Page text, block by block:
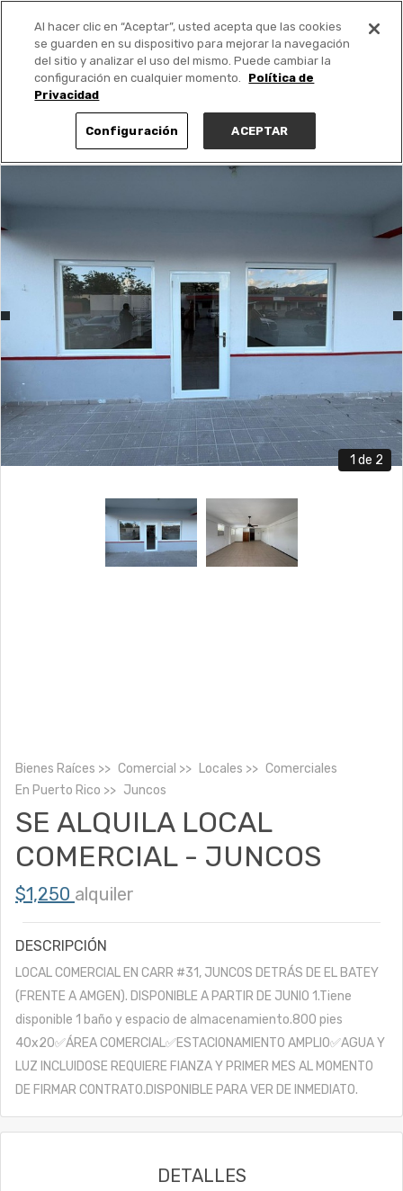
PUBLICA GRATIS +
1 de 2
Bienes Raíces Comercial Locales
Comerciales
En Puerto Rico Juncos
SE ALQUILA LOCAL
COMERCIAL - JUNCOS
$1,250 alquiler
DESCRIPCIÓN
LOCAL COMERCIAL EN CARR #31, JUNCOS DETRÁS DE EL BATEY
(FRENTE A AMGEN). DISPONIBLE A PARTIR DE JUNIO 1.Tiene
disponible 1 baño y espacio de almacenamiento.800 pies
40x20✅ÁREA COMERCIAL✅ESTACIONAMIENTO AMPLIO✅AGUA Y
LUZ INCLUIDOSE REQUIERE FIANZA Y PRIMER MES AL MOMENTO
DE FIRMAR CONTRATO.DISPONIBLE PARA VER DE INMEDIATO.
DETALLES
Al hacer clic en “Aceptar”, usted acepta que las cookies
se guarden en su dispositivo para mejorar la navegación
del sitio y analizar el uso del mismo. Puede cambiar la
configuración en cualquier momento.
Política de
Privacidad
Configuración ACEPTAR